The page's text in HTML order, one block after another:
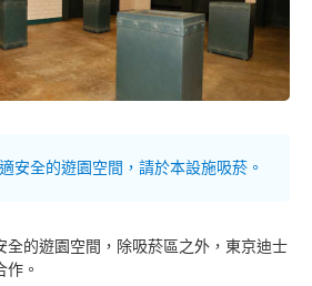
安全的遊園空間，請於本設施吸菸。
全的遊園空間，除吸菸區之外，東京迪士
作。